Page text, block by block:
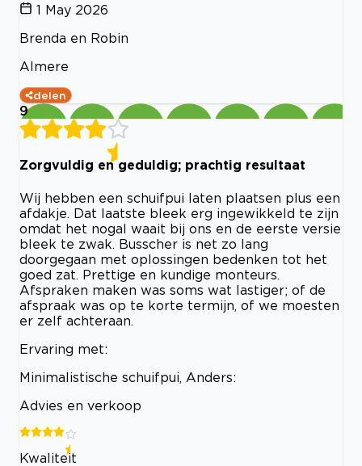
1 May 2026
Brenda en Robin
Almere
delen
9
Zorgvuldig en geduldig; prachtig resultaat
Wij hebben een schuifpui laten plaatsen plus een
afdakje. Dat laatste bleek erg ingewikkeld te zijn
omdat het nogal waait bij ons en de eerste versie
bleek te zwak. Busscher is net zo lang
doorgegaan met oplossingen bedenken tot het
goed zat. Prettige en kundige monteurs.
Afspraken maken was soms wat lastiger; of de
afspraak was op te korte termijn, of we moesten
er zelf achteraan.
Ervaring met:
Minimalistische schuifpui, Anders:
Advies en verkoop
Kwaliteit